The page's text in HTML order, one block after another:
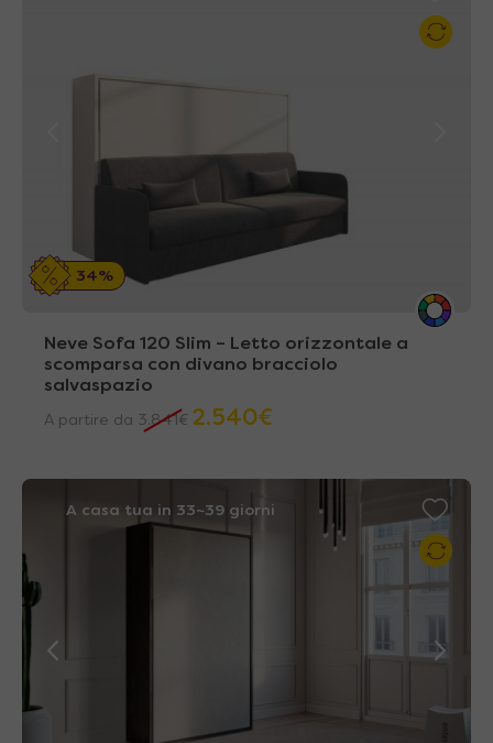
34%
Neve Sofa 120 Slim – Letto orizzontale a
scomparsa con divano bracciolo
salvaspazio
A partire da 3.841 € 2.540€
A casa tua in 33~39 giorni